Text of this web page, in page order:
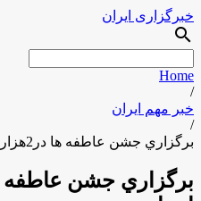
خبرگزاری ایران
search
Home
/
خبر مهم ایران
/
برگزاري جشن عاطفه ها در2هزارمدرسه استان